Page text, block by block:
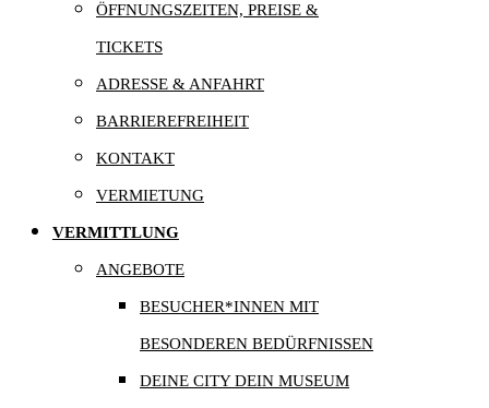
ÖFFNUNGSZEITEN, PREISE &
TICKETS
ADRESSE & ANFAHRT
BARRIEREFREIHEIT
KONTAKT
VERMIETUNG
VERMITTLUNG
ANGEBOTE
BESUCHER*INNEN MIT
BESONDEREN BEDÜRFNISSEN
DEINE CITY DEIN MUSEUM